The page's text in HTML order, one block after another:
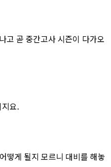
고 곧 중간고사 시즌이 다가오
요.
떻게 될지 모르니 대비를 해놓